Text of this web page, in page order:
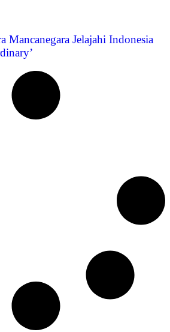
Mancanegara Jelajahi Indonesia